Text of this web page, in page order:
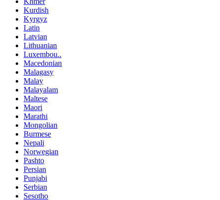
Kurdish
Kyrgyz
Latin
Latvian
Lithuanian
Luxembou..
Macedonian
Malagasy
Malay
Malayalam
Maltese
Maori
Marathi
Mongolian
Burmese
Nepali
Norwegian
Pashto
Persian
Punjabi
Serbian
Sesotho